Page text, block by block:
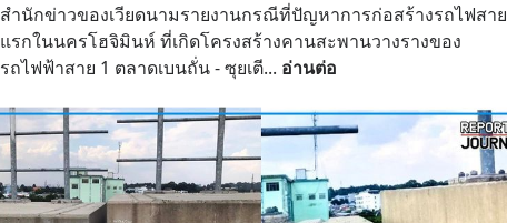
สำนักข่าวของเวียดนามรายงานกรณีที่ปัญหาการก่อสร้างรถไฟสาย
แรกในนครโฮจิมินห์ ที่เกิดโครงสร้างคานสะพานวางรางของ
รถไฟฟ้าสาย 1 ตลาดเบนถั่น - ซุยเตี... อ่านต่อ